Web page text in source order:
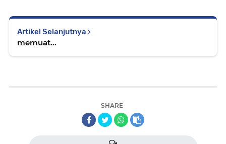
Artikel Selanjutnya
memuat...
SHARE